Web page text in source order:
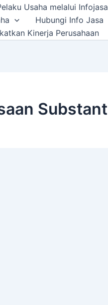
Usaha melalui
Hubungi Info Jasa
Kinerja Perusahaan